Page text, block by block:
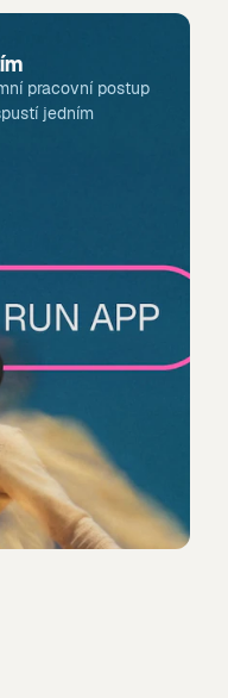
pracovní postup
jedním